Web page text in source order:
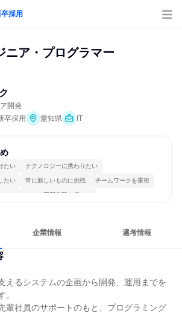
採用
ニア・プログラマー
開発
卒採用 愛知県 IT
たい テクノロジーに携わりたい
たい 常に新しいものに挑戦 チームワークを重視
る 一つの専門分野を極める
企業情報 選考情報
えるシステムの企画から開発、運用までを
。
輩社員のサポートのもと、プログラミング